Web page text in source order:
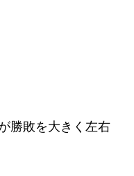
勝敗を大きく左右